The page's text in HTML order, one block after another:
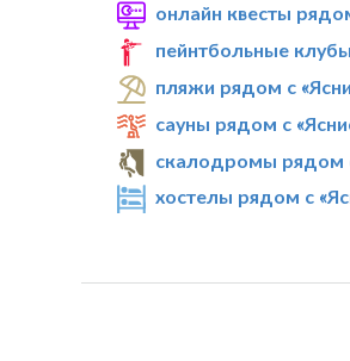
онлайн квесты
пейнтбольные
пляжи рядом с
сауны рядом с
скалодромы рядом
хостелы рядом с